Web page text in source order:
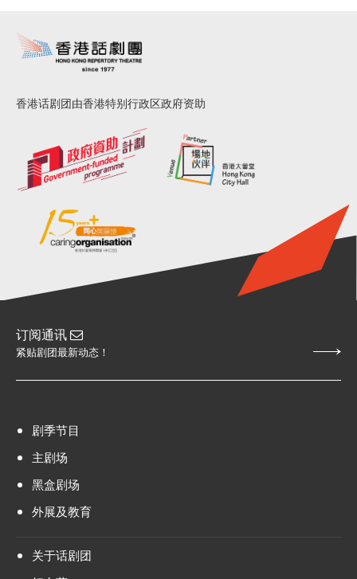
香港话剧团由香港特别行政区政府资助
订阅通讯
紧贴剧团最新动态！
剧季节目
主剧场
黑盒剧场
外展及教育
关于话剧团